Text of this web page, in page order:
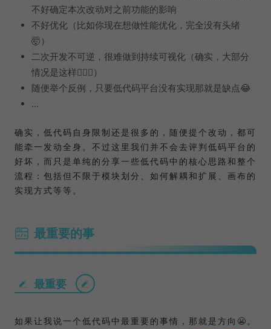
不好确定本次改动对之前功能的影响
不好优化（比如你现在想做性能优化，完全没有头绪
🤯）
二次开发不可逆，很难做到持续可视化（确实，大部分
情况是这样🤷🏻‍♀️）
随便举个反例，只要低代码平台没有实现那就是缺点😂
...
确实，低代码自身限制还是很多的，随便提个改动，都可
能牵一发动全身。不过这里我们并不会去评判低码平台的
好坏，而只是单纯的分享一些低代码中的核心思路和整个
流程：包括但不限于模块划分、如何解耦和扩展、画布的
实现方式等等。
最重要的事
最重要
如果让我说一个低代码中最重要的事情，那就是方向😬。